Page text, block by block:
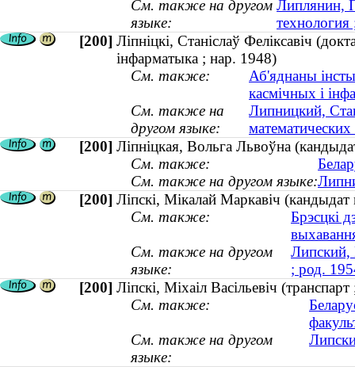
См. также на другом
языке:
Липлянин,
[200] Ліпніцкі, Станіслаў Феліксавіч
інфарматыка ; нар. 1948)
См. также:
Аб'яднаны
касмічных і
См. также на
другом языке:
Липницкий,
[200] Ліпніцкая, Вольга Львоўна
См. также:
См. также на другом языке:
[200] Ліпскі, Мікалай Маркавіч
См. также:
Брэсцкі
См. также на другом
языке:
Липский,
; род.
[200] Ліпскі, Міхаіл Васільевіч
См. также:
См. также на другом
языке: